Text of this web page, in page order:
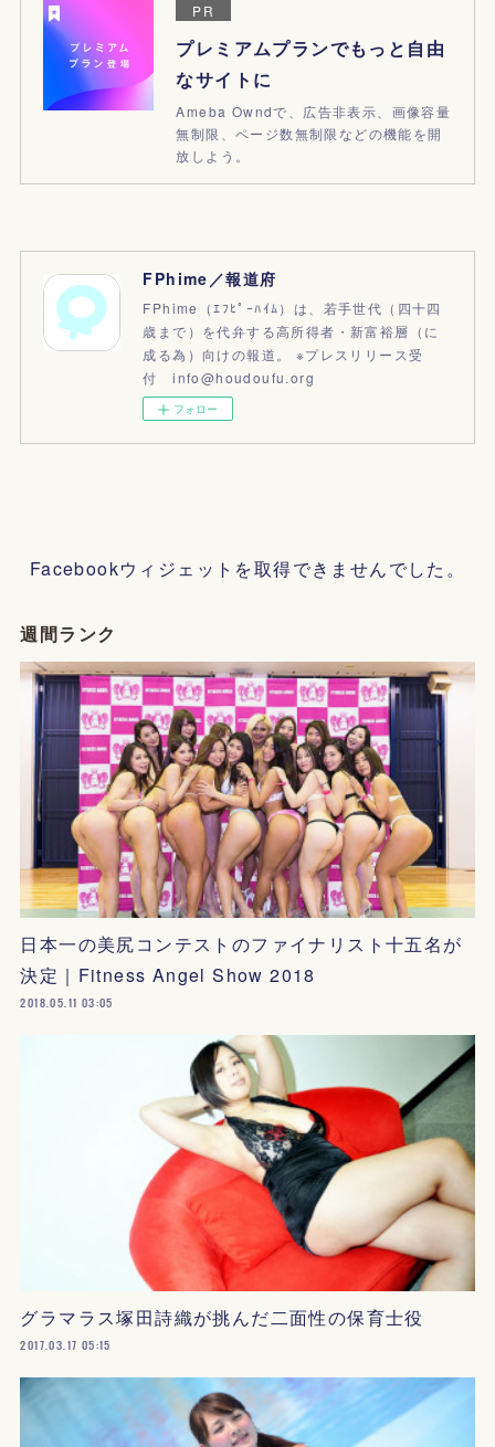
PR
プレミアムプランでもっと自由
なサイトに
Ameba Owndで、広告非表示、画像容量
無制限、ページ数無制限などの機能を開
放しよう。
FPhime／報道府
FPhime（ｴﾌﾋﾟｰﾊｲﾑ）は、若手世代（四十四
歳まで）を代弁する高所得者・新富裕層（に
成る為）向けの報道。 ※プレスリリース受
付 info@houdoufu.org
フォロー
Facebookウィジェットを取得できませんでした。
週間ランク
日本一の美尻コンテストのファイナリスト十五名が
決定｜Fitness Angel Show 2018
2018.05.11 03:05
グラマラス塚田詩織が挑んだ二面性の保育士役
2017.03.17 05:15